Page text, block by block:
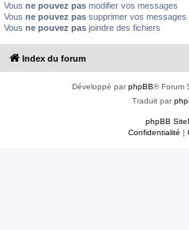
Vous ne pouvez pas modifier vos messages
Vous ne pouvez pas supprimer vos messages
Vous ne pouvez pas joindre des fichiers
Index du forum
Développé parphpBB® Forum
Traduit par
phpBB
Confidentialité |